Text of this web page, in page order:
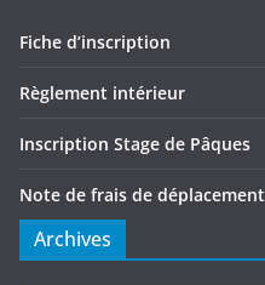
Fiche d’inscription
Règlement intérieur
Inscription Stage de Pâques
Note de frais de déplacement
Archives